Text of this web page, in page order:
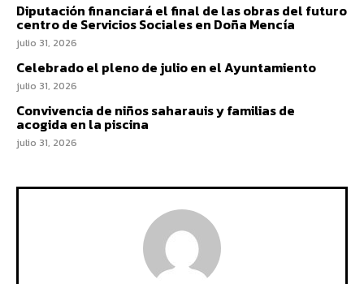
Diputación financiará el final de las obras del futuro
centro de Servicios Sociales en Doña Mencía
julio 31, 2026
Celebrado el pleno de julio en el Ayuntamiento
julio 31, 2026
Convivencia de niños saharauis y familias de
acogida en la piscina
julio 31, 2026